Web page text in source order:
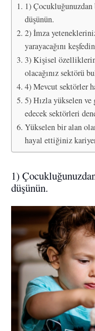
1)
düşünün.
2) İmza
yarayacağını
3) Kişisel
olacağınız sektörü
4) Mevcut sektörler
5) Hızla yükselen ve
edecek sektörleri
Yükselen bir alan
hayal ettiğiniz
1)
düşünün.